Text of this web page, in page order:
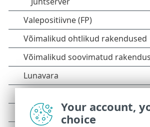
Your account,
choice